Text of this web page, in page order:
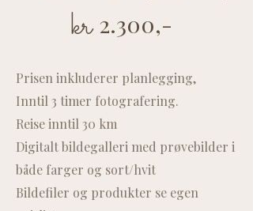
kr 2.300,-
Prisen inkluderer planlegging,
Inntil 3 timer fotografering.
Reise inntil 30 km
Digitalt bildegalleri med prøvebilder i
både farger og sort/hvit
Bildefiler og produkter se egen